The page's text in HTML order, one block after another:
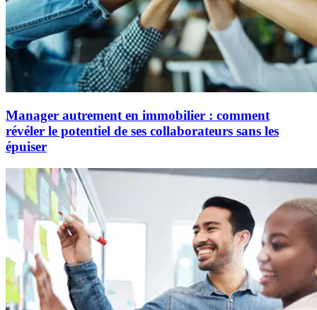
Manager autrement en immobilier : comment
révéler le potentiel de ses collaborateurs sans les
épuiser